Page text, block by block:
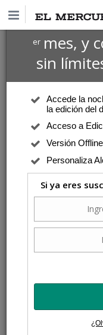
ermes, y
sin
Accede la
la edición del
Acceso a
Versión
Personaliza
Si ya eres